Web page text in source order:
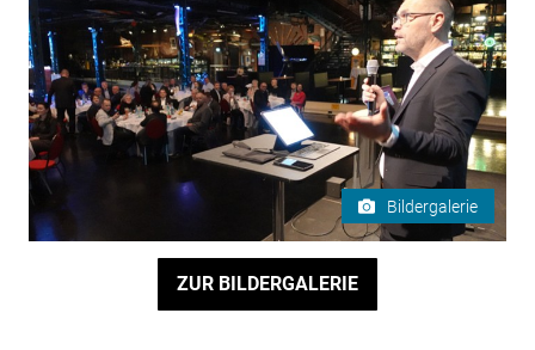
Bildergalerie
ZUR BILDERGALERIE